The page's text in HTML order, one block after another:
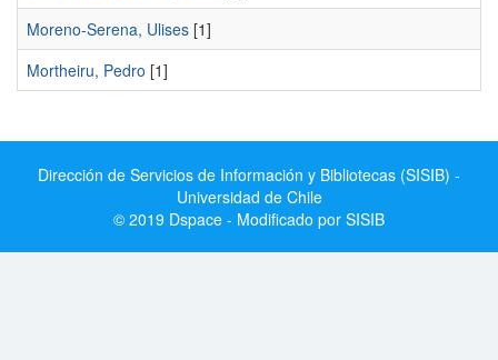
Moreno-Serena, Ulises [1]
Mortheiru, Pedro [1]
Dirección de Servicios de Información y Bibliotecas (SISIB) -
Universidad de Chile
© 2019 Dspace - Modificado por SISIB